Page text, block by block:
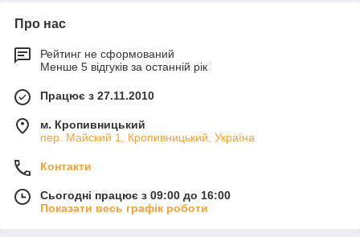
Про нас
Рейтинг не сформований
Менше 5 відгуків за останній рік
Працює з 27.11.2010
м. Кропивницький
пер. Майский 1, Кропивницький, Україна
Контакти
Сьогодні працює з 09:00 до 16:00
Показати весь графік роботи